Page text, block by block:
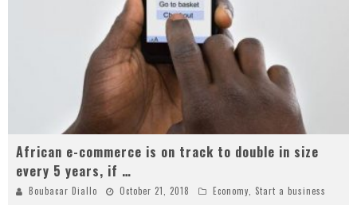
African e-commerce is on track to double in size
every 5 years, if …
Boubacar Diallo October 21, 2018 Economy, Start a business